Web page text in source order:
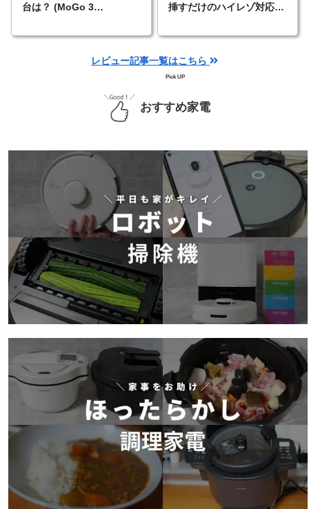
台は？ (MoGo 3
挿すだけのハイレゾ対応
レビュー記事一覧はこちら
おすすめ家電
Pick UP